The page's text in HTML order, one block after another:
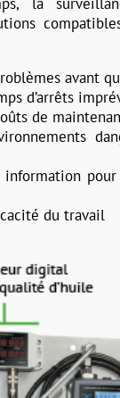
avant
d’arrêts
de
information
du travail